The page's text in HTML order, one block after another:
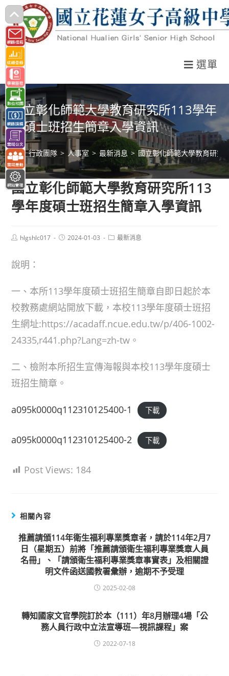
跳
轉
至
主
要
內
容
選單
國立彰化師範大學教育研究所113學年
度碩士班招生簡章入學資訊
> 行政團隊 > 人事室 > 最新消息 > 國立彰化師範大學教育研究
國立彰化師範大學教育研究所113
學年度碩士班招生簡章入學資訊
Posthlgshlc017
Post2024-01-03
Post最新消息
說明：
一、本所113學年度碩士班招生簡章自即日起於本
校教務處網站開放下載，本校113學年度碩士班招
生網址:https://acadaff.ncue.edu.tw/p/406-1002-
24335,r441.php?Lang=zh-tw。
二、檢附本所招生宣傳海報與本校113學年度碩士
班招生簡章。
a095k0000q112310125400-1 下載
a095k0000q112310125400-2 下載
Post Views: 184
相關內容
推薦請頒114年衛生福利專業獎章者，請於114年2月7
日（星期五）前將「推薦請頒衛生福利專業獎章人員
名冊」、「請頒衛生福利專業獎章事實表」及相關證
明文件函送國教署彙辦，逾期不予受理
2025-02-08
轉知國家文官學院訂於本（111）年8月辦理4場「公
務人員行政中立法宣導班—視訊課程」案
2022-07-18